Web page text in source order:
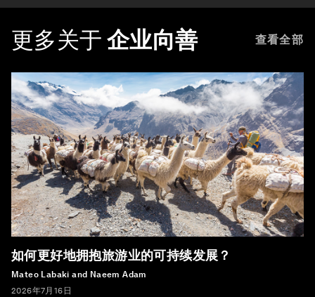
更多关于 企业向善 查看全部
如何更好地拥抱旅游业的可持续发展？
Mateo Labaki and Naeem Adam
2026年7月16日